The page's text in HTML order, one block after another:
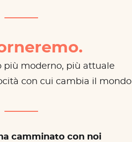
più moderno, più attuale
con cui cambia il
camminato con noi